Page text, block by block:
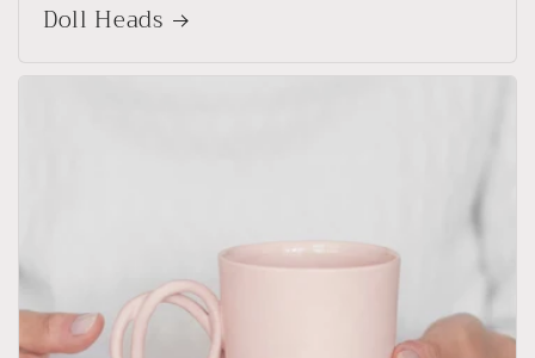
Doll Heads